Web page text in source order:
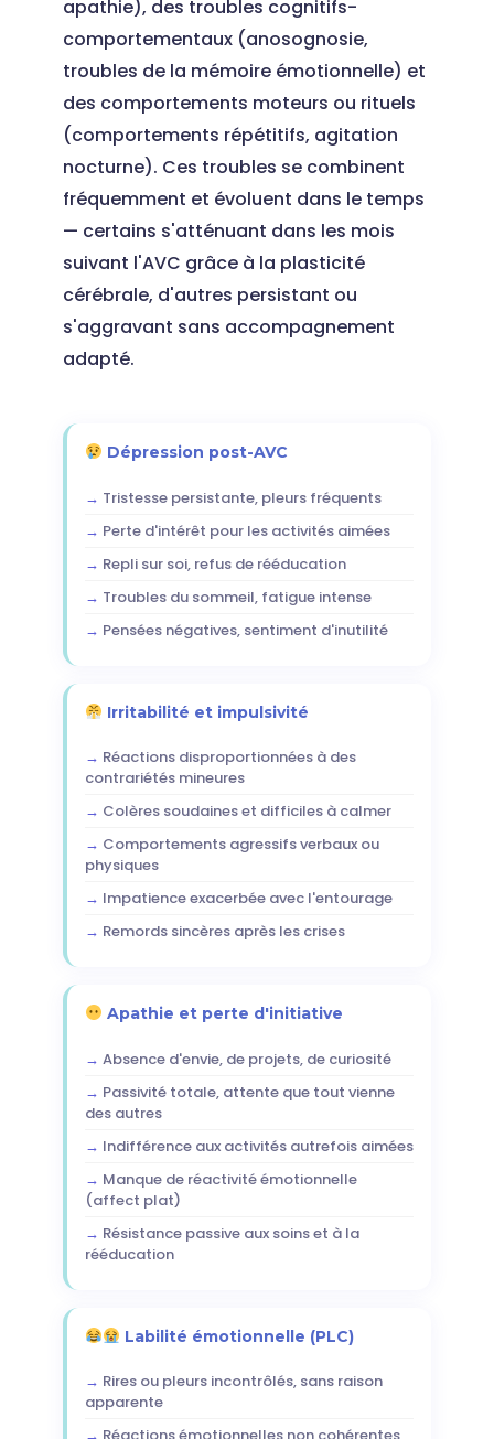
apathie), des troubles cognitifs-
comportementaux (anosognosie,
troubles de la mémoire émotionnelle) et
des comportements moteurs ou rituels
(comportements répétitifs, agitation
nocturne). Ces troubles se combinent
fréquemment et évoluent dans le temps
— certains s'atténuant dans les mois
suivant l'AVC grâce à la plasticité
cérébrale, d'autres persistant ou
s'aggravant sans accompagnement
adapté.
Dépression post-AVC
Tristesse persistante, pleurs fréquents
Perte d'intérêt pour les activités aimées
Repli sur soi, refus de rééducation
Troubles du sommeil, fatigue intense
Pensées négatives, sentiment d'inutilité
Irritabilité et impulsivité
Réactions disproportionnées à des
contrariétés mineures
Colères soudaines et difficiles à calmer
Comportements agressifs verbaux ou
physiques
Impatience exacerbée avec l'entourage
Remords sincères après les crises
Apathie et perte d'initiative
Absence d'envie, de projets, de curiosité
Passivité totale, attente que tout vienne
des autres
Indifférence aux activités autrefois aimées
Manque de réactivité émotionnelle
(affect plat)
Résistance passive aux soins et à la
rééducation
Labilité émotionnelle (PLC)
Rires ou pleurs incontrôlés, sans raison
apparente